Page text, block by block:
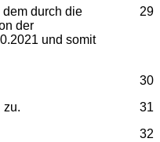
29
durch die
der
und somit
30
31
zu.
32